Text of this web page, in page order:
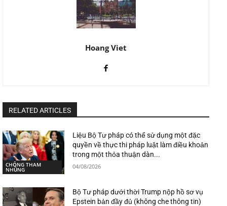
Hoang Viet
RELATED ARTICLES
CHỐNG THAM
NHŨNG
Liệu Bộ Tư pháp có thể sử dụng một đặc
quyền về thực thi pháp luật làm điều khoản
trong một thỏa thuận dàn...
04/08/2026
Bộ Tư pháp dưới thời Trump nộp hồ sơ vụ
Epstein bản đầy đủ (không che thông tin)